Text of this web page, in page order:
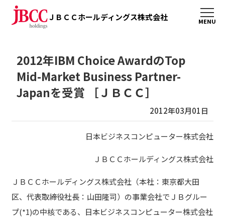
ＪＢＣＣホールディングス株式会社
2012年IBM Choice AwardのTop
Mid-Market Business Partner-
Japanを受賞 ［ＪＢＣＣ］
2012年03月01日
日本ビジネスコンピューター株式会社
ＪＢＣＣホールディングス株式会社
ＪＢＣＣホールディングス株式会社（本社：東京都大田
区、代表取締役社長：山田隆司）の事業会社でＪＢグルー
プ(*1)の中核である、日本ビジネスコンピューター株式会社